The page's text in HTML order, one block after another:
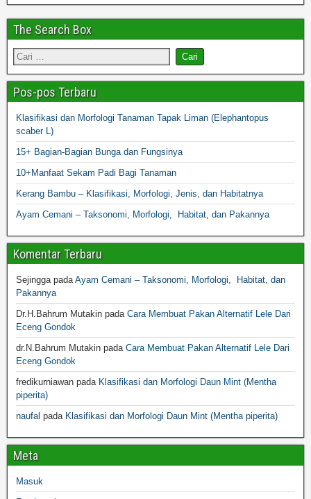
The Search Box
Pos-pos Terbaru
Klasifikasi dan Morfologi Tanaman Tapak Liman (Elephantopus
scaber L)
15+ Bagian-Bagian Bunga dan Fungsinya
10+Manfaat Sekam Padi Bagi Tanaman
Kerang Bambu – Klasifikasi, Morfologi, Jenis, dan Habitatnya
Ayam Cemani – Taksonomi, Morfologi, Habitat, dan Pakannya
Komentar Terbaru
Sejingga pada Ayam Cemani – Taksonomi, Morfologi, Habitat, dan
Pakannya
Dr.H.Bahrum Mutakin pada Cara Membuat Pakan Alternatif Lele Dari
Eceng Gondok
dr.N.Bahrum Mutakin pada Cara Membuat Pakan Alternatif Lele Dari
Eceng Gondok
fredikurniawan pada Klasifikasi dan Morfologi Daun Mint (Mentha
piperita)
naufal pada Klasifikasi dan Morfologi Daun Mint (Mentha piperita)
Meta
Masuk